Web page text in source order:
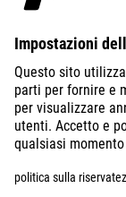
EXPLORE